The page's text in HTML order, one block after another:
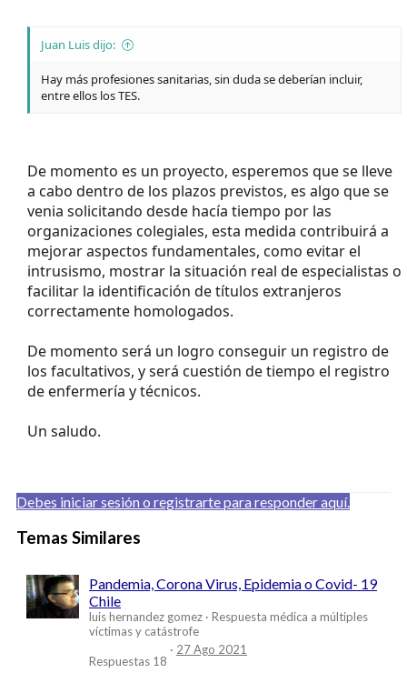
Juan Luis dijo:
Hay más profesiones sanitarias, sin duda se deberían incluir,
entre ellos los TES.
De momento es un proyecto, esperemos que se lleve
a cabo dentro de los plazos previstos, es algo que se
venia solicitando desde hacía tiempo por las
organizaciones colegiales, esta medida contribuirá a
mejorar aspectos fundamentales, como evitar el
intrusismo, mostrar la situación real de especialistas o
facilitar la identificación de títulos extranjeros
correctamente homologados.
De momento será un logro conseguir un registro de
los facultativos, y será cuestión de tiempo el registro
de enfermería y técnicos.
Un saludo.
Debes iniciar sesión o registrarte para responder aquí.
Temas Similares
Pandemia, Corona Virus, Epidemia o Covid- 19
Chile
luis hernandez gomez
Respuesta médica a múltiples
víctimas y catástrofe
Respuestas 18
27 Ago 2021